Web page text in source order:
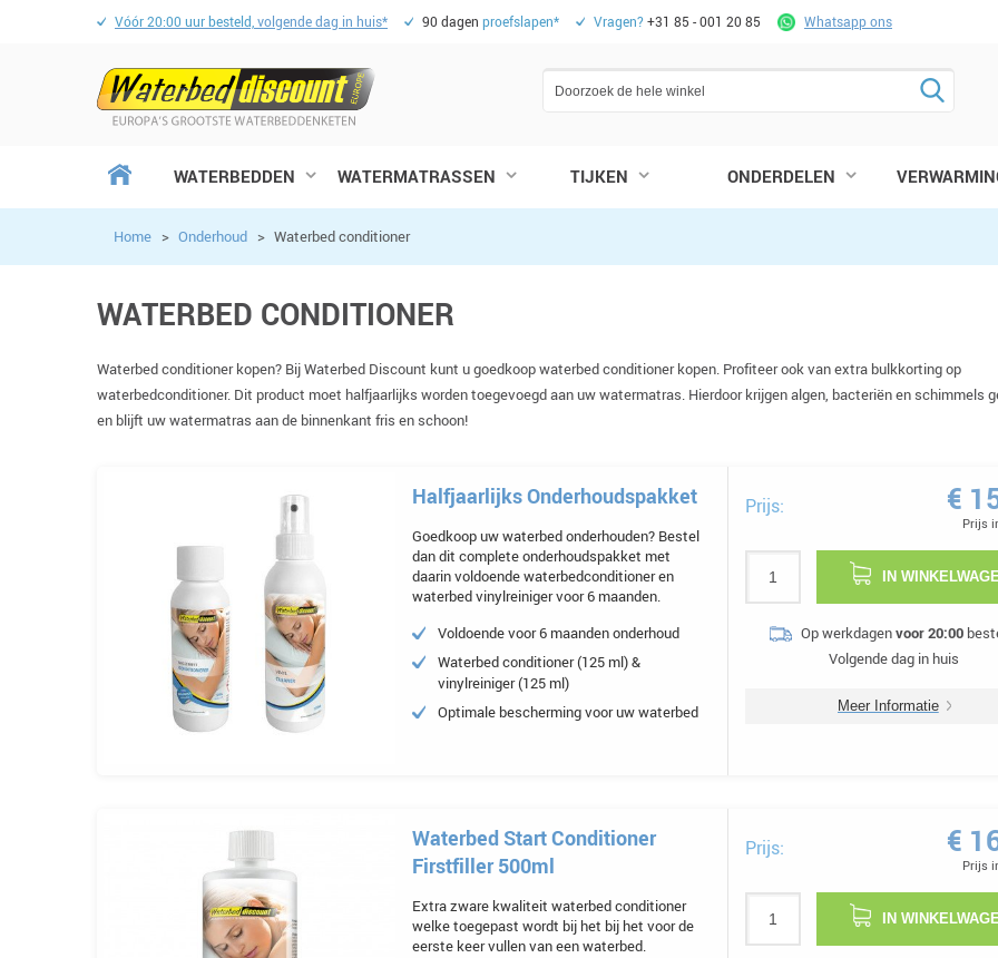
Vóór 20:00 uur besteld, volgende dag in huis* 90 dagen proefslapen* Vragen?+31 85 - 001 20 85 Whatsapp ons
WATERBEDDEN WATERMATRASSEN TIJKEN ONDERDELEN
Home > Onderhoud > Waterbed conditioner
WATERBED CONDITIONER
Waterbed conditioner kopen? Bij Waterbed Discount kunt u goedkoop waterbed conditioner kopen. Profiteer ook van extra bulkkorting op
waterbedconditioner. Dit product moet halfjaarlijks worden toegevoegd aan uw watermatras. Hierdoor krijgenalgen, bacteriën en schimmels
en blijft uw watermatras aan de binnenkant fris en schoon!
Halfjaarlijks Onderhoudspakket
Goedkoop uw waterbed onderhouden? Bestel
dan dit complete onderhoudspakket met
daarin voldoende waterbedconditioner en
waterbed vinylreiniger voor 6 maanden.
Voldoende voor 6 maanden onderhoud
Waterbed conditioner (125 ml) &
vinylreiniger (125 ml)
Optimale bescherming voor uw waterbed
Prijs: €
Prijs
IN
Op werkdagenvoor 20:00
Volgende dag in huis
Meer Informatie
Waterbed Start Conditioner
Firstfiller 500ml
Extra zware kwaliteit waterbed conditioner
welke toegepast wordt bij het bij het voor de
eerste keer vullen van een waterbed.
Prijs: €
Prijs
IN